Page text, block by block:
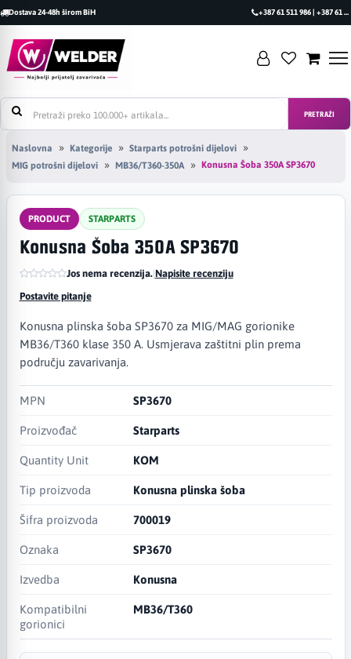
Dostava 24-48h širom BiH +387 61 511 986 | +387 61 493 470
PRETRAŽI
Naslovna Kategorije
Starparts potrošni dijelovi
MIG potrošni dijelovi
MB36/T360-350A Konusna Šoba 350A SP3670
PRODUCT STARPARTS
Konusna Šoba 350A SP3670
Jos nema recenzija.|Napisite recenziju
Postavite pitanje
Konusna plinska šoba SP3670 za MIG/MAG gorionike
MB36/T360 klase 350 A. Usmjerava zaštitni plin prema
području zavarivanja.
MPN SP3670
Proizvođač Starparts
Quantity Unit KOM
Tip proizvoda Konusna plinska šoba
Šifra proizvoda 700019
Oznaka SP3670
Izvedba Konusna
Kompatibilni
gorionici
MB36/T360